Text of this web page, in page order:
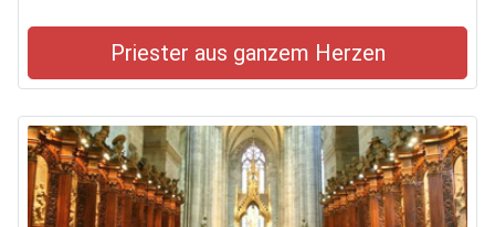
Priester aus ganzem Herzen